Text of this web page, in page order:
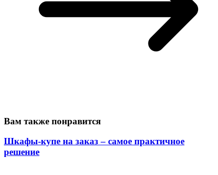
Вам также понравится
Шкафы-купе на заказ – самое практичное
решение